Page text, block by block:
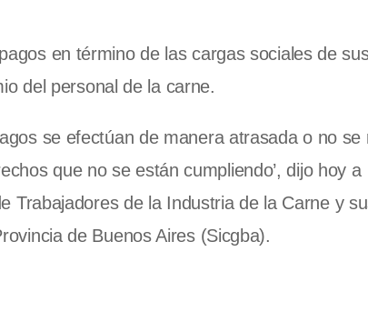
en término de las cargas sociales de
del personal de la carne.
se efectúan de manera atrasada o no se
que no se están cumpliendo’, dijo hoy a
Trabajadores de la Industria de la Carne y
de Buenos Aires (Sicgba).